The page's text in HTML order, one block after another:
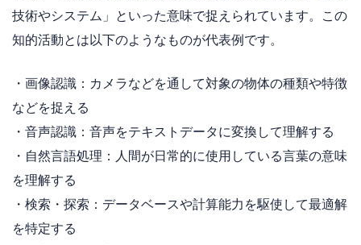
技術やシステム」といった意味で捉えられています。この
知的活動とは以下のようなものが代表例です。
・画像認識：カメラなどを通して対象の物体の種類や特徴
などを捉える
・音声認識：音声をテキストデータに変換して理解する
・自然言語処理：人間が日常的に使用している言葉の意味
を理解する
・検索・探索：データベースや計算能力を駆使して最適解
を特定する